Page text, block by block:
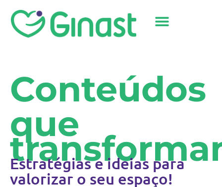
Conteúdos
que
Estratégias e ideias para
valorizar o seu espaço!